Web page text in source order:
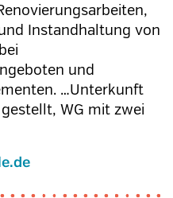
Instandhaltung von
und
…Unterkunft
WG mit zwei